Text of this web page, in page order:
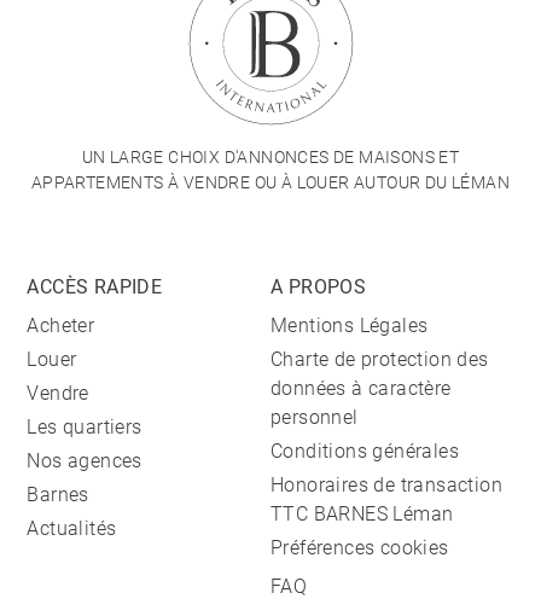
UN LARGE CHOIX D'ANNONCES DE MAISONS ET
APPARTEMENTS À VENDRE OU À LOUER AUTOUR DU LÉMAN
ACCÈS RAPIDE
Acheter
Louer
Vendre
Les quartiers
Nos agences
Barnes
Actualités
A PROPOS
Mentions Légales
Charte de protection des
données à caractère
personnel
Conditions générales
Honoraires de transaction
TTC BARNES Léman
Préférences cookies
FAQ